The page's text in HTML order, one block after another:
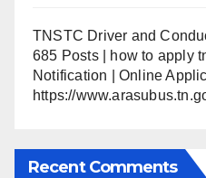
TNSTC Driver and
685 Posts | how to apply
Notification | Online
https://
Recent Comments